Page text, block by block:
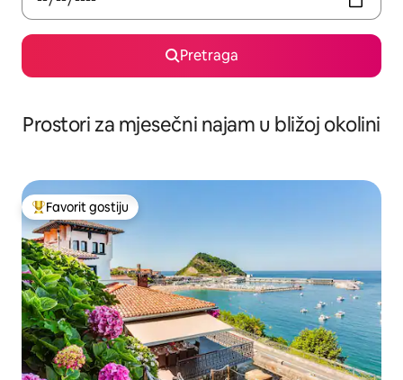
Pretraga
Prostori za mjesečni najam u bližoj okolini
Glavni favorit gostiju
Favorit gostiju